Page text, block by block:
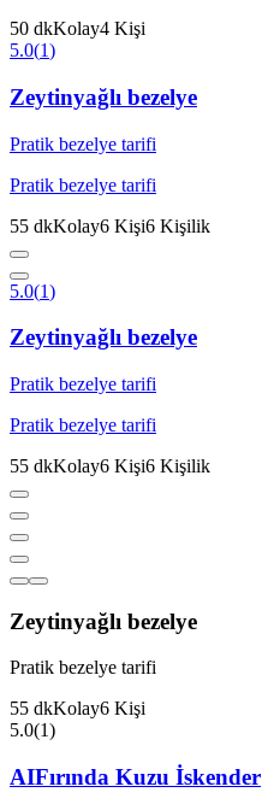
50 dkKolay4 Kişi
5.0(1)
Zeytinyağlı bezelye
Pratik bezelye tarifi
Pratik bezelye tarifi
55 dkKolay6 Kişi6 Kişilik
5.0(1)
Zeytinyağlı bezelye
Pratik bezelye tarifi
Pratik bezelye tarifi
55 dkKolay6 Kişi6 Kişilik
Zeytinyağlı bezelye
Pratik bezelye tarifi
55 dkKolay6 Kişi
5.0(1)
AIFırında Kuzu İskender